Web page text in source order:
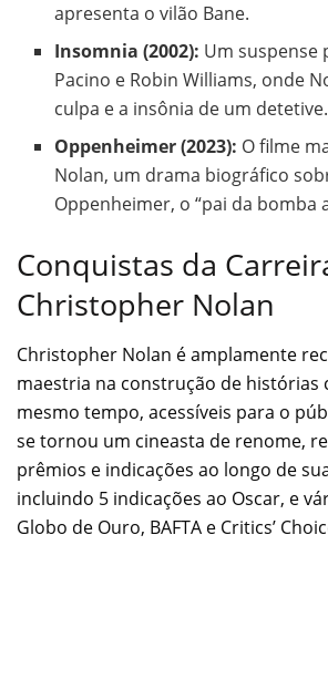
apresenta o vilão Bane.
Insomnia (2002): Um suspense
Pacino e Robin Williams, onde
culpa e a insônia de um detetive.
Oppenheimer (2023): O filme
Nolan, um drama biográfico
Oppenheimer, o “pai da bomba
Conquistas da
Christopher Nolan
Christopher Nolan é amplamente
maestria na construção de histórias
mesmo tempo, acessíveis para o
se tornou um cineasta de renome,
prêmios e indicações ao longo de
incluindo 5 indicações ao Oscar, e
Globo de Ouro, BAFTA e Critics’